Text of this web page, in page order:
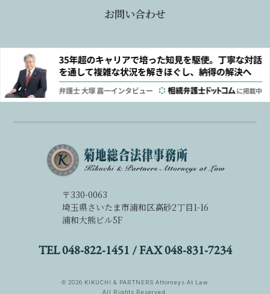
お問い合わせ
〒330-0063
埼玉県さいたま市浦和区高砂2丁目1-16
浦和大熊ビル5F
TEL 048-822-1451 /FAX 048-831-7234
© 2026 KIKUCHI & PARTNERS Attorneys At Law.
All Rights Reserved.